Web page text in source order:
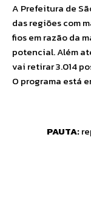
A Prefeitura de
das regiões com
fios em razão da
potencial. Além
vai retirar 3.014
O programa está
PAUTA: